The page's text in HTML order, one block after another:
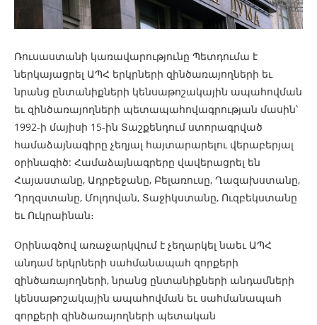
Ռուսաստանի կառավարությունը Պետդումա է
ներկայացրել ԱՊՀ երկրների զինծառայողների եւ
նրանց ընտանիքների կենսաթոշակային ապահովման
եւ զինծառայողների պետապահովագրության մասին՝
1992-ի մայիսի 15-ին Տաշքենդում ստորագրված
համաձայնագիրը չեղյալ հայտարարելու վերաբերյալ
օրինագիծ: Համաձայնագրերը վավերացրել են
Հայաստանը, Ադրբեջանը, Բելառուսը, Ղազախստանը,
Ղրղզստանը, Մոլդովան, Տաջիկստանը, Ուզբեկստանը
եւ Ուկրաինան։
Օրինագծով առաջարկվում է չեղարկել նաեւ ԱՊՀ
անդամ երկրների սահմանապահ զորքերի
զինծառայողների, նրանց ընտանիքների անդամների
կենսաթոշակային ապահովման եւ սահմանապահ
զորքերի զինծառայողների պետական